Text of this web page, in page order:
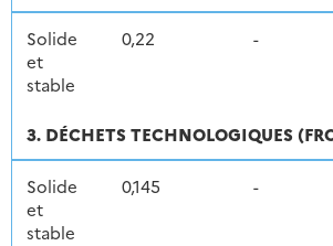
Solide
et
stable
0,22 -
3. DÉCHETS TECHNOLOGIQUES
Solide
et
stable
0,145 -